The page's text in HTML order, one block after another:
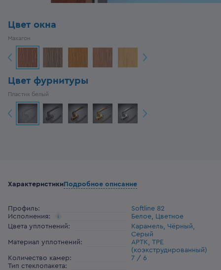
Цвет окна
Махагон
Цвет фурнитуры
Пластик белый
Характеристики Подробное описание
Профиль:
Softline 82
Исполнения:
Белое, Цветное
Цвета уплотнений:
Карамель, Чёрный,
Серый
Материал уплотнений:
АРТК, ТРЕ
(коэкструдированный)
Количество камер:
7 / 6
Тип стеклопакета: